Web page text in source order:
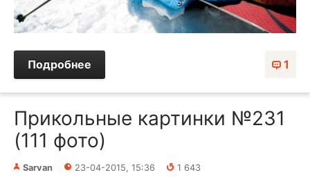
1
Подробнее
Прикольные картинки №231
(111 фото)
Sarvan 23-04-2015, 15:36
1 643